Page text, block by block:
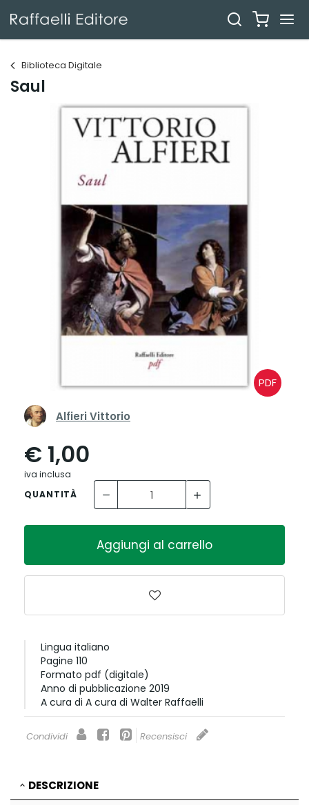
Biblioteca Digitale
Saul
PDF
Alfieri Vittorio
€ 1,00
iva inclusa
QUANTITÀ
Aggiungi al carrello
Lingua italiano
Pagine 110
Formato pdf (digitale)
Anno di pubblicazione 2019
A cura di A cura di Walter Raffaelli
Condividi Recensisci
DESCRIZIONE